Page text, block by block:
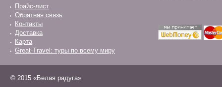
Прайс-лист
Обратная связь
Контакты
Доставка
Карта
Great-Travel: туры по всему миру
© 2015 «Белая радуга»